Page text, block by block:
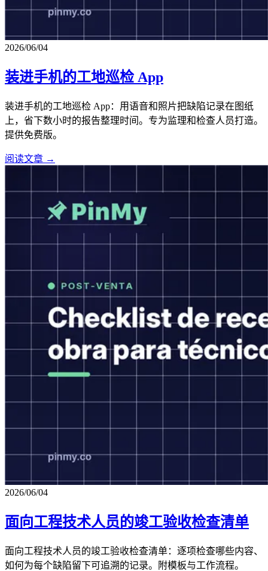
2026/06/04
装进手机的工地巡检 App
装进手机的工地巡检 App：用语音和照片把缺陷记录在图纸
上，省下数小时的报告整理时间。专为监理和检查人员打造。
提供免费版。
阅读文章 →
2026/06/04
面向工程技术人员的竣工验收检查清单
面向工程技术人员的竣工验收检查清单：逐项检查哪些内容、
如何为每个缺陷留下可追溯的记录。附模板与工作流程。